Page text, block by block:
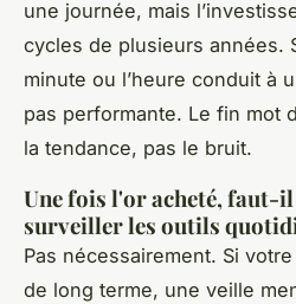
une journée, mais
cycles de plusieurs années.
minute ou l’heure conduit à
pas performante. Le fin mot
la tendance, pas le bruit.
Une fois l'or acheté, faut-
surveiller les outils
Pas nécessairement. Si
de long terme, une veille